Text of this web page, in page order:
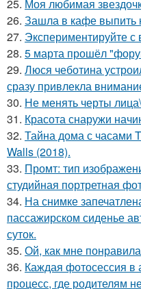
25. Моя любимая
26. Зашла в кафе выпить
27. Экспериментируйте
28. 5 марта прошёл
29. Люся чеботина
сразу привлекла
30. Не менять черты
31. Красота снаружи
32. Тайна дома с часами
Walls (2018).
33. Промт: тип
студийная портретная
34. На снимке
пассажирском сиденье
суток.
35. Ой, как мне
36. Каждая фотосессия в
процесс, где родителям